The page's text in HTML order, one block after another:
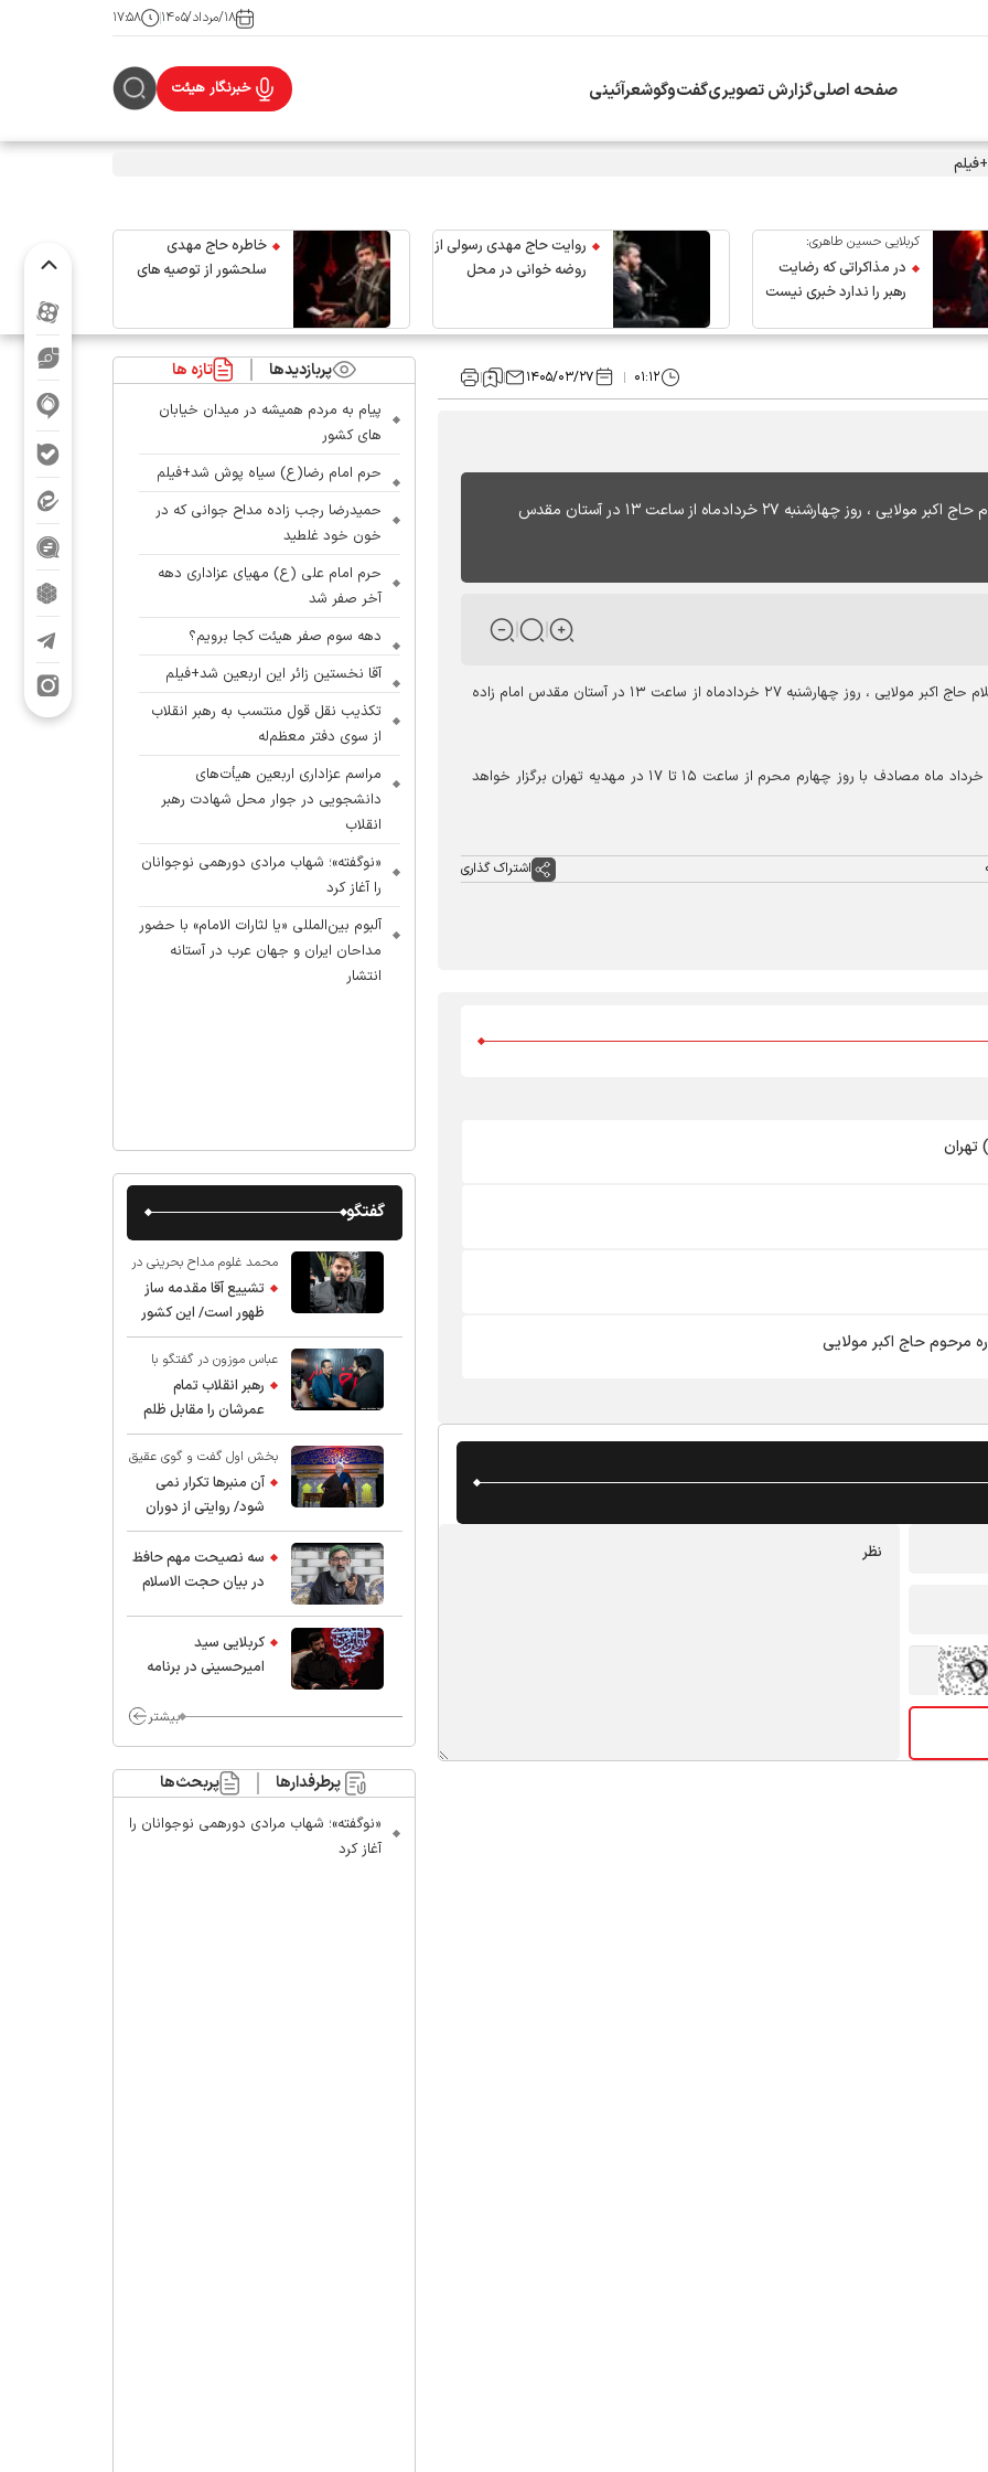
۱۸/مرداد/۱۴۰۵ ۱۷:۵۸
صفحه اصلیگزارش تصویریگفت‌وگوشعرآئینی خبرنگار هیئت
کربلایی حسین طاهری:
در مذاکراتی که رضایت
رهبر را ندارد خبری نیست
روایت حاج مهدی رسولی از
روضه خوانی در محل
خاطره حاج مهدی
سلحشور از توصیه های
۰۱:۱۲ ۱۴۰۵/۰۳/۲۷
مراسم تشییع و تدفین پیکر پیرغلام اباعبدالله علیه السلام حاج اکبر مولایی ، روز چهارشنبه ۲۷ خردادماه از ساعت ۱۳ در آستان مقدس
عقیق: مراسم تشییع و تدفین پیکر پیرغلام اباعبدالله علیه السلام حاج اکبر مولایی ، روز چهارشنبه ۲۷ خردادماه از ساعت ۱۳ در آستان مقدس امام زاده
مراسم ترحیم این روضه خوان قدیمی تهران ، روز جمعه ۲۹ خرداد ماه مصادف با روز چهارم محرم از ساعت ۱۵ تا ۱۷ در مهدیه تهران برگزار خواهد
اشتراک گذاری
تهران
مرحوم حاج اکبر مولایی
پربازدیدها تازه ها
پیام به مردم همیشه در میدان خیابان
های کشور
حرم امام رضا(ع) سیاه پوش شد+فیلم
حمیدرضا رجب زاده مداح جوانی که در
خون خود غلطید
حرم امام علی (ع) مهیای عزاداری دهه
آخر صفر شد
دهه سوم صفر هیئت کجا برویم؟
آقا نخستین زائر این اربعین شد+فیلم
تکذیب نقل قول منتسب به رهبر انقلاب
از سوی دفتر معظم‌له
مراسم عزاداری اربعین هیأت‌های
دانشجویی در جوار محل شهادت رهبر
انقلاب
«نوگفته»؛ شهاب مرادی دورهمی نوجوانان
را آغاز کرد
آلبوم بین‌المللی «یا لثارات الامام» با حضور
مداحان ایران و جهان عرب در آستانه
انتشار
گفتگو
محمد غلوم مداح بحرینی در
گفت و گو با عقیق:
تشییع آقا مقدمه ساز
ظهور است/ این کشور
صاحب دارد
عباس موزون در گفتگو با
عقیق:رهبر انقلاب تمام
عمرشان را مقابل ظلم
ایستادند پس نباید از
شهادت ایشان شگفت
زده شد
بخش اول گفت و گوی عقیق
با استاد حسین انصاریان:
آن منبرها تکرار نمی
شود/ روایتی از دوران
کودکی و نوجوانی این
واعظ بزرگ و نویسنده و
پژوهشگر جهان اسلام
سه نصیحت مهم حافظ
در بیان حجت الاسلام
کربلایی سید
امیر‌حسینی در برنامه
محسن چاوشی چه
مراقب ماست/ مردم
دهن تفرقه افکنان بزنند
بیشتر
پرطرفدارها پربحث‌ها
«نوگفته»؛ شهاب مرادی دورهمی نوجوانان را
آغاز کرد